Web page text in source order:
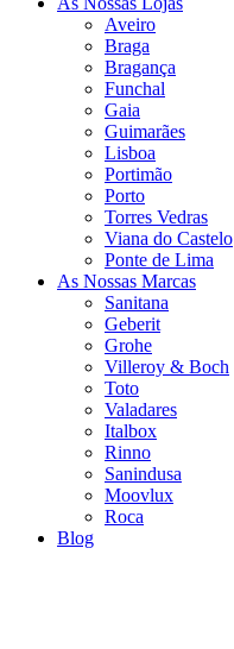
Aveiro
Braga
Bragança
Funchal
Gaia
Guimarães
Lisboa
Portimão
Porto
Torres Vedras
Viana do Castelo
Ponte de Lima
As Nossas Marcas
Sanitana
Geberit
Grohe
Villeroy & Boch
Toto
Valadares
Italbox
Rinno
Sanindusa
Moovlux
Roca
Blog